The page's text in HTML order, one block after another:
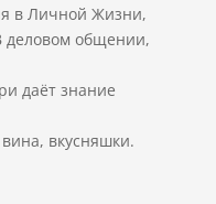
в Личной Жизни,
деловом общении,
даёт знание
вкусняшки.